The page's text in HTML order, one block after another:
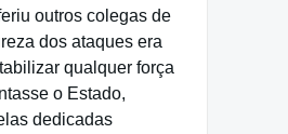
outros colegas de
dos ataques era
qualquer força
o Estado,
dedicadas